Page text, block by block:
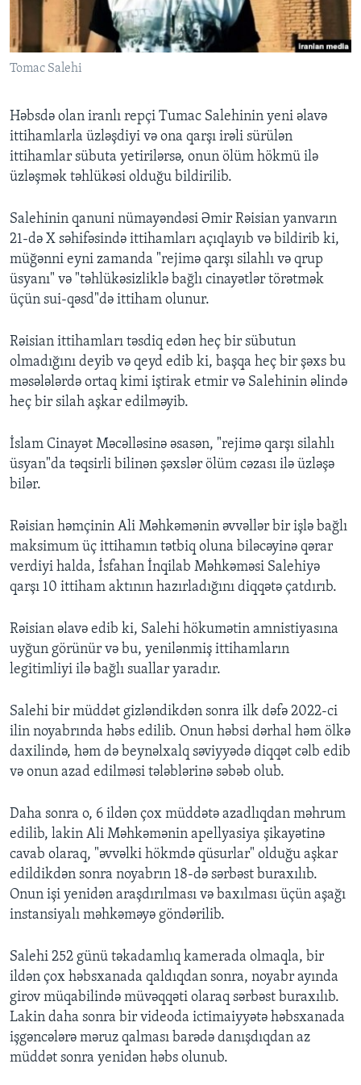
BIZI IZLƏYIN
Dillər
Tomac Salehi
Həbsdə olan iranlı repçi Tumac Salehinin yeni əlavə
ittihamlarla üzləşdiyi və ona qarşı irəli sürülən
ittihamlar sübuta yetirilərsə, onun ölüm hökmü ilə
üzləşmək təhlükəsi olduğu bildirilib.
Salehinin qanuni nümayəndəsi Əmir Rəisian yanvarın
21-də X səhifəsində ittihamları açıqlayıb və bildirib ki,
müğənni eyni zamanda "rejimə qarşı silahlı və qrup
üsyanı" və "təhlükəsizliklə bağlı cinayətlər törətmək
üçün sui-qəsd"də ittiham olunur.
Rəisian ittihamları təsdiq edən heç bir sübutun
olmadığını deyib və qeyd edib ki, başqa heç bir şəxs bu
məsələlərdə ortaq kimi iştirak etmir və Salehinin əlində
heç bir silah aşkar edilməyib.
İslam Cinayət Məcəlləsinə əsasən, "rejimə qarşı silahlı
üsyan"da təqsirli bilinən şəxslər ölüm cəzası ilə üzləşə
bilər.
Rəisian həmçinin Ali Məhkəmənin əvvəllər bir işlə bağlı
maksimum üç ittihamın tətbiq oluna biləcəyinə qərar
verdiyi halda, İsfahan İnqilab Məhkəməsi Salehiyə
qarşı 10 ittiham aktının hazırladığını diqqətə çatdırıb.
Rəisian əlavə edib ki, Salehi hökumətin amnistiyasına
uyğun görünür və bu, yenilənmiş ittihamların
legitimliyi ilə bağlı suallar yaradır.
Salehi bir müddət gizləndikdən sonra ilk dəfə 2022-ci
ilin noyabrında həbs edilib. Onun həbsi dərhal həm ölkə
daxilində, həm də beynəlxalq səviyyədə diqqət cəlb edib
və onun azad edilməsi tələblərinə səbəb olub.
Daha sonra o, 6 ildən çox müddətə azadlıqdan məhrum
edilib, lakin Ali Məhkəmənin apellyasiya şikayətinə
cavab olaraq, "əvvəlki hökmdə qüsurlar" olduğu aşkar
edildikdən sonra noyabrın 18-də sərbəst buraxılıb.
Onun işi yenidən araşdırılması və baxılması üçün aşağı
instansiyalı məhkəməyə göndərilib.
Salehi 252 günü təkadamlıq kamerada olmaqla, bir
ildən çox həbsxanada qaldıqdan sonra, noyabr ayında
girov müqabilində müvəqqəti olaraq sərbəst buraxılıb.
Lakin daha sonra bir videoda ictimaiyyətə həbsxanada
işgəncələrə məruz qalması barədə danışdıqdan az
müddət sonra yenidən həbs olunub.